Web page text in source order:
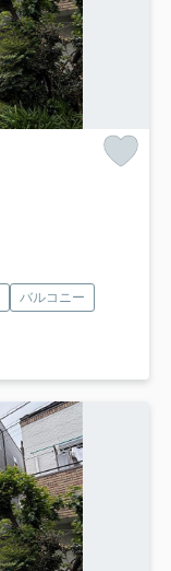
バルコニー